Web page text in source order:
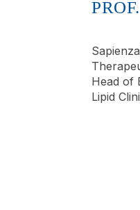
Head of
Lipid